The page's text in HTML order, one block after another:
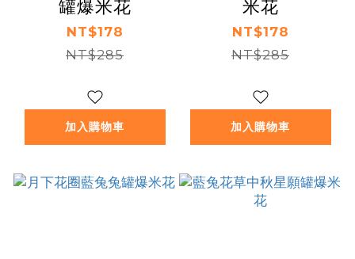
罐爆米花
NT$178
NT$285
加入購物車
米花
NT$178
NT$285
加入購物車